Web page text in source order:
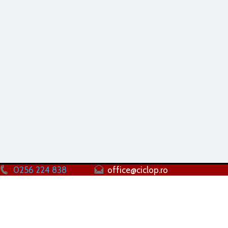
0256 224 838 office@ciclop.ro